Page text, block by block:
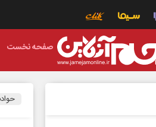
صفحه نخست